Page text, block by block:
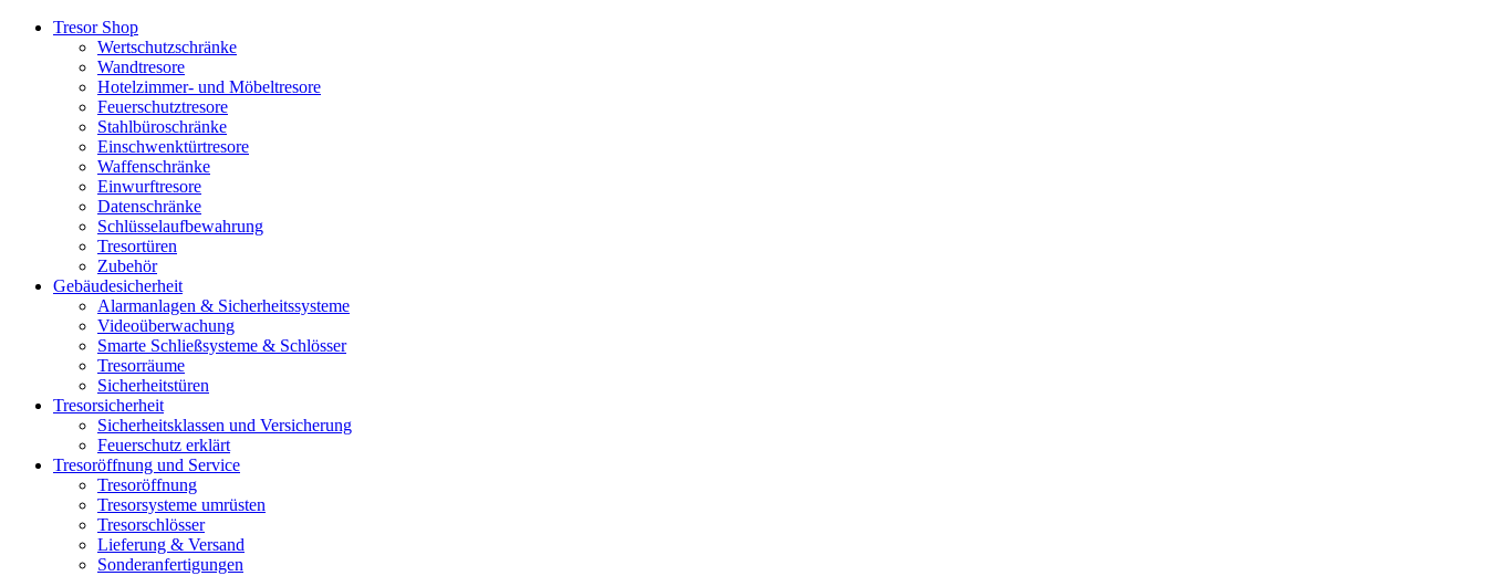
Tresor Shop
Wertschutzschränke
Wandtresore
Hotelzimmer- und Möbeltresore
Feuerschutztresore
Stahlbüroschränke
Einschwenktürtresore
Waffenschränke
Einwurftresore
Datenschränke
Schlüsselaufbewahrung
Tresortüren
Zubehör
Gebäudesicherheit
Alarmanlagen & Sicherheitssysteme
Videoüberwachung
Smarte Schließsysteme & Schlösser
Tresorräume
Sicherheitstüren
Tresorsicherheit
Sicherheitsklassen und Versicherung
Feuerschutz erklärt
Tresoröffnung und Service
Tresoröffnung
Tresorsysteme umrüsten
Tresorschlösser
Lieferung & Versand
Sonderanfertigungen